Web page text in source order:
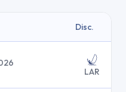
Disc.
LAR